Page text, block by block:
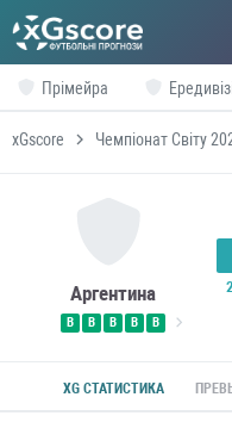
Прімейра
xGscore Чемпіонат Світу
Аргентина
В В В В В
XG СТАТИСТИКА